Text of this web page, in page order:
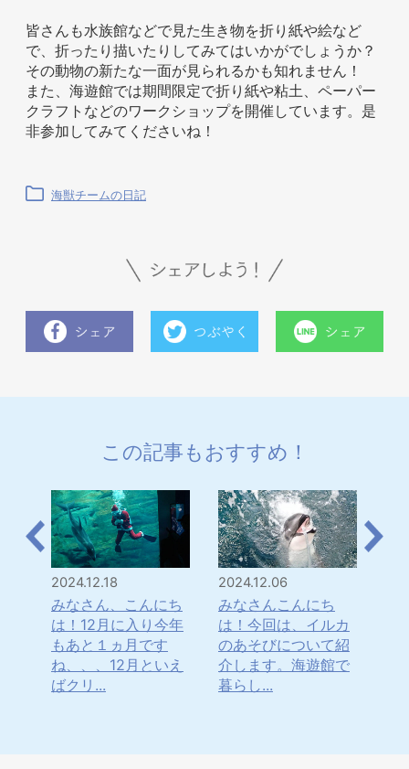
皆さんも水族館などで見た生き物を折り紙や絵など
で、折ったり描いたりしてみてはいかがでしょうか？
その動物の新たな一面が見られるかも知れません！
また、海遊館では期間限定で折り紙や粘土、ペーパー
クラフトなどのワークショップを開催しています。是
非参加してみてくださいね！
海獣チームの日記
この記事もおすすめ！
2024.12.18
みなさん、こんにち
は！12月に入り今年
もあと１ヵ月です
ね、、、12月といえ
ばクリ...
2024.12.06
みなさんこんにち
は！今回は、イルカ
のあそびについて紹
介します。海遊館で
暮らし...